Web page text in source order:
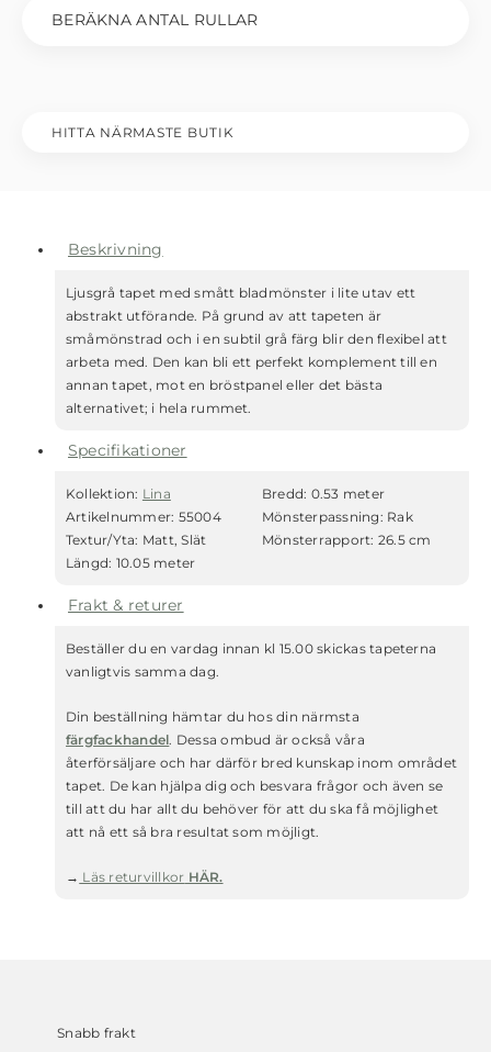
BERÄKNA ANTAL RULLAR
HITTA NÄRMASTE BUTIK
Beskrivning
Ljusgrå tapet med smått bladmönster i lite utav ett
abstrakt utförande. På grund av att tapeten är
småmönstrad och i en subtil grå färg blir den flexibel att
arbeta med. Den kan bli ett perfekt komplement till en
annan tapet, mot en bröstpanel eller det bästa
alternativet; i hela rummet.
Specifikationer
Kollektion: Lina Bredd: 0.53 meter
Artikelnummer: 55004 Mönsterpassning: Rak
Textur/Yta: Matt, Slät Mönsterrapport: 26.5 cm
Längd: 10.05 meter
Frakt & returer
Beställer du en vardag innan kl 15.00 skickas tapeterna
vanligtvis samma dag.
Din beställning hämtar du hos din närmsta
färgfackhandel. Dessa ombud är också våra
återförsäljare och har därför bred kunskap inom området
tapet. De kan hjälpa dig och besvara frågor och även se
till att du har allt du behöver för att du ska få möjlighet
att nå ett så bra resultat som möjligt.
→ Läs returvillkor HÄR.
Snabb frakt